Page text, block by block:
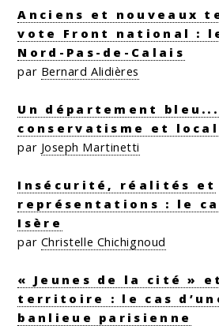
Anciens et nouveaux
vote Front national :
Nord-Pas-de-Calais
par Bernard Alidières
Un département
conservatisme et
par Joseph Martinetti
Insécurité, réalités et
représentations : le
Isère
par Christelle Chichignoud
« Jeunes de la cité »
territoire : le cas
banlieue parisienne